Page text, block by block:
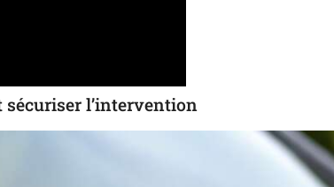
sécuriser l’intervention